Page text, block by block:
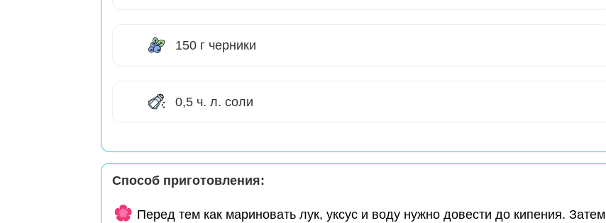
150 г черники
0,5 ч. л. соли
Способ приготовления:
Перед тем как мариновать лук, уксус и воду нужно довести до кипения. Затем